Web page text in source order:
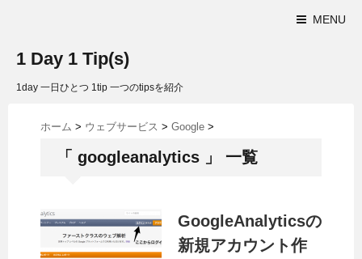
MENU
1 Day 1 Tip(s)
1day 一日ひとつ 1tip 一つのtipsを紹介
ホーム > ウェブサービス > Google >
「 googleanalytics 」 一覧
GoogleAnalyticsの
新規アカウント作